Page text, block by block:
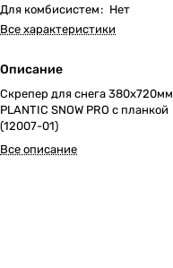
Для комбисистем: Нет
Все характеристики
Описание
Скрепер для снега 380х720мм
PLANTIC SNOW PRO с планкой
(12007-01)
Все описание